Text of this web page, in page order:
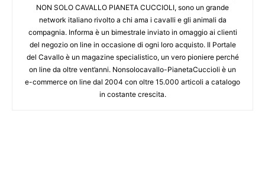
NON SOLO CAVALLO PIANETA CUCCIOLI, sono un grande
network italiano rivolto a chi ama i cavalli e gli animali da
compagnia. Informa è un bimestrale inviato in omaggio ai clienti
del negozio on line in occasione di ogni loro acquisto. Il Portale
del Cavallo è un magazine specialistico, un vero pioniere perché
on line da oltre vent’anni. Nonsolocavallo-PianetaCuccioli è un
e-commerce on line dal 2004 con oltre 15.000 articoli a catalogo
in costante crescita.